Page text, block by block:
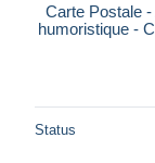
Carte Postale
humoristique -
Status